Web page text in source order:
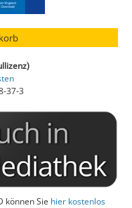
37-3
können Sie hier kostenlos